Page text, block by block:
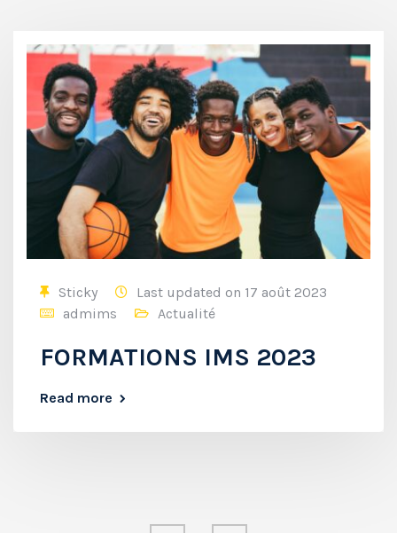
Sticky
Last updated on 17 août 2023
admims
Actualité
FORMATIONS IMS 2023
Read more